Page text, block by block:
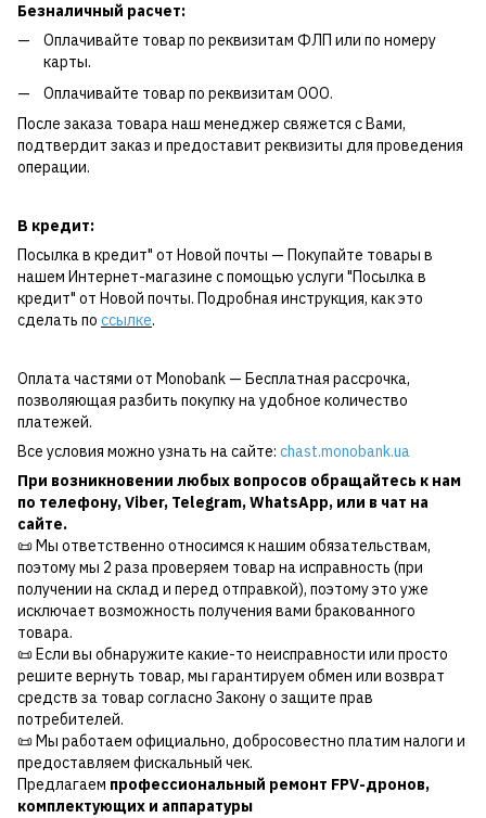
Безналичный расчет:
Оплачивайте товар по реквизитам ФЛП или по номеру
карты.
Оплачивайте товар по реквизитам ООО.
После заказа товара наш менеджер свяжется с Вами,
подтвердит заказ и предоставит реквизиты для проведения
операции.
В кредит:
Посылка в кредит" от Новой почты — Покупайте товары в
нашем Интернет-магазине с помощью услуги "Посылка в
кредит" от Новой почты. Подробная инструкция, как это
сделать по ссылке.
Оплата частями от Monobank — Бесплатная рассрочка,
позволяющая разбить покупку на удобное количество
платежей.
Все условия можно узнать на сайте: chast.monobank.ua
При возникновении любых вопросов обращайтесь к нам
по телефону,Viber, Telegram,WhatsApp, или в чат на
сайте.
📜 Мы ответственно относимся к нашим обязательствам,
поэтому мы 2 раза проверяем товар на исправность (при
получении на склад и перед отправкой), поэтому это уже
исключает возможность получения вами бракованного
товара.
📜 Если вы обнаружите какие-то неисправности или просто
решите вернуть товар, мы гарантируем обмен или возврат
средств за товар согласно Закону о защите прав
потребителей.
📜 Мы работаем официально, добросовестно платим налоги и
предоставляем фискальный чек.
Предлагаем профессиональный ремонт FPV-дронов,
комплектующих и аппаратуры